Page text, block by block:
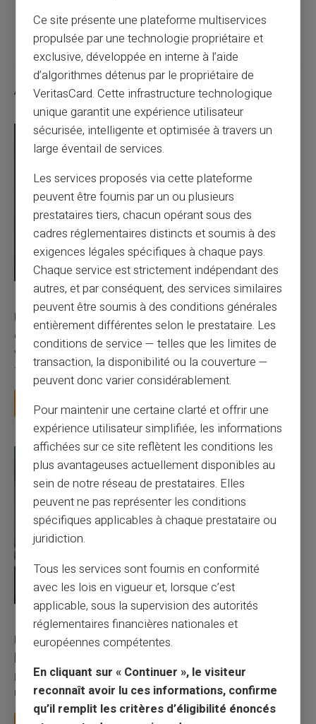
Article suivant
Articles similaires
03/08/2026 Carte prépayée
Une carte bancaire gratuite sans compte, ça
existe ?
Vous avez tapé cette recherche parce que votre banque vous
facture 50 € par an pour une carte que vo...
Lire la suite
27/07/2026 Veritas Carte prépayée
Utilisation responsable du paiement mobile avec
la carte Veritas
Le paiement mobile s'est imposé dans les habitudes quotidiennes,
mais il appelle des réflexes pour é...
Ce site présente une plateforme multiservices
propulsée par une technologie propriétaire et
exclusive, développée en interne à l’aide
d’algorithmes détenus par le propriétaire de
VeritasCard. Cette infrastructure technologique
unique garantit une expérience utilisateur
sécurisée, intelligente et optimisée à travers un
large éventail de services.
Les services proposés via cette plateforme
peuvent être fournis par un ou plusieurs
prestataires tiers, chacun opérant sous des
cadres réglementaires distincts et soumis à des
exigences légales spécifiques à chaque pays.
Chaque service est strictement indépendant des
autres, et par conséquent, des services similaires
peuvent être soumis à des conditions générales
entièrement différentes selon le prestataire. Les
conditions de service — telles que les limites de
transaction, la disponibilité ou la couverture —
peuvent donc varier considérablement.
Pour maintenir une certaine clarté et offrir une
expérience utilisateur simplifiée, les informations
affichées sur ce site reflètent les conditions les
plus avantageuses actuellement disponibles au
sein de notre réseau de prestataires. Elles
peuvent ne pas représenter les conditions
spécifiques applicables à chaque prestataire ou
juridiction.
Tous les services sont fournis en conformité
avec les lois en vigueur et, lorsque c’est
applicable, sous la supervision des autorités
réglementaires financières nationales et
européennes compétentes.
En cliquant sur « Continuer », le visiteur
reconnaît avoir lu ces informations, confirme
qu’il remplit les critères d’éligibilité énoncés